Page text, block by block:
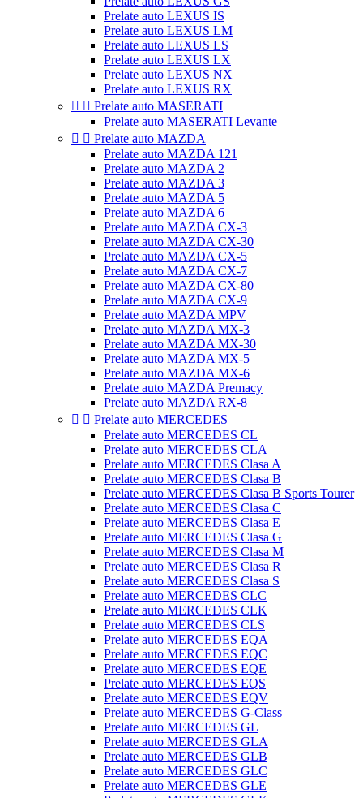
Prelate auto LEXUS IS
Prelate auto LEXUS LM
Prelate auto LEXUS LS
Prelate auto LEXUS LX
Prelate auto LEXUS NX
Prelate auto LEXUS RX
  Prelate auto MASERATI
Prelate auto MASERATI Levante
  Prelate auto MAZDA
Prelate auto MAZDA 121
Prelate auto MAZDA 2
Prelate auto MAZDA 3
Prelate auto MAZDA 5
Prelate auto MAZDA 6
Prelate auto MAZDA CX-3
Prelate auto MAZDA CX-30
Prelate auto MAZDA CX-5
Prelate auto MAZDA CX-7
Prelate auto MAZDA CX-80
Prelate auto MAZDA CX-9
Prelate auto MAZDA MPV
Prelate auto MAZDA MX-3
Prelate auto MAZDA MX-30
Prelate auto MAZDA MX-5
Prelate auto MAZDA MX-6
Prelate auto MAZDA Premacy
Prelate auto MAZDA RX-8
  Prelate auto MERCEDES
Prelate auto MERCEDES CL
Prelate auto MERCEDES CLA
Prelate auto MERCEDES Clasa A
Prelate auto MERCEDES Clasa B
Prelate auto MERCEDES Clasa B Sports Tourer
Prelate auto MERCEDES Clasa C
Prelate auto MERCEDES Clasa E
Prelate auto MERCEDES Clasa G
Prelate auto MERCEDES Clasa M
Prelate auto MERCEDES Clasa R
Prelate auto MERCEDES Clasa S
Prelate auto MERCEDES CLC
Prelate auto MERCEDES CLK
Prelate auto MERCEDES CLS
Prelate auto MERCEDES EQA
Prelate auto MERCEDES EQC
Prelate auto MERCEDES EQE
Prelate auto MERCEDES EQS
Prelate auto MERCEDES EQV
Prelate auto MERCEDES G-Class
Prelate auto MERCEDES GL
Prelate auto MERCEDES GLA
Prelate auto MERCEDES GLB
Prelate auto MERCEDES GLC
Prelate auto MERCEDES GLE